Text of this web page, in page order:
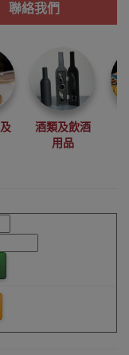
聯絡我們
酒類及飲酒
用品